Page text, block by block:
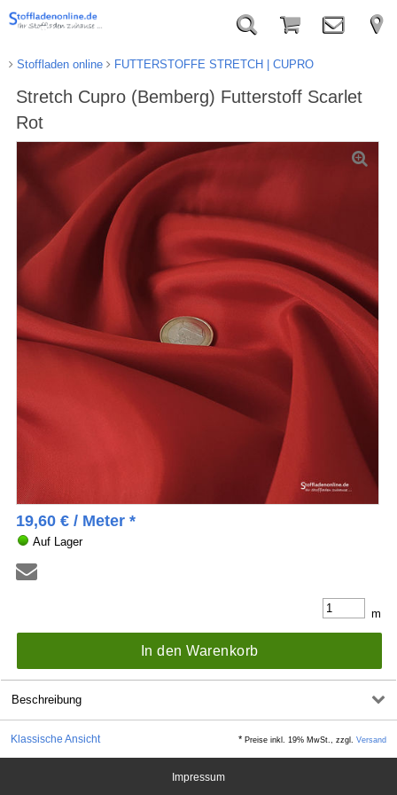
Stoffladen online FUTTERSTOFFE STRETCH | CUPRO
Stretch Cupro (Bemberg) Futterstoff Scarlet
Rot
19,60 €/ Meter *
Auf Lager
m
In den Warenkorb
Beschreibung
Klassische Ansicht *Preise inkl. 19% MwSt., zzgl.Versand
Impressum